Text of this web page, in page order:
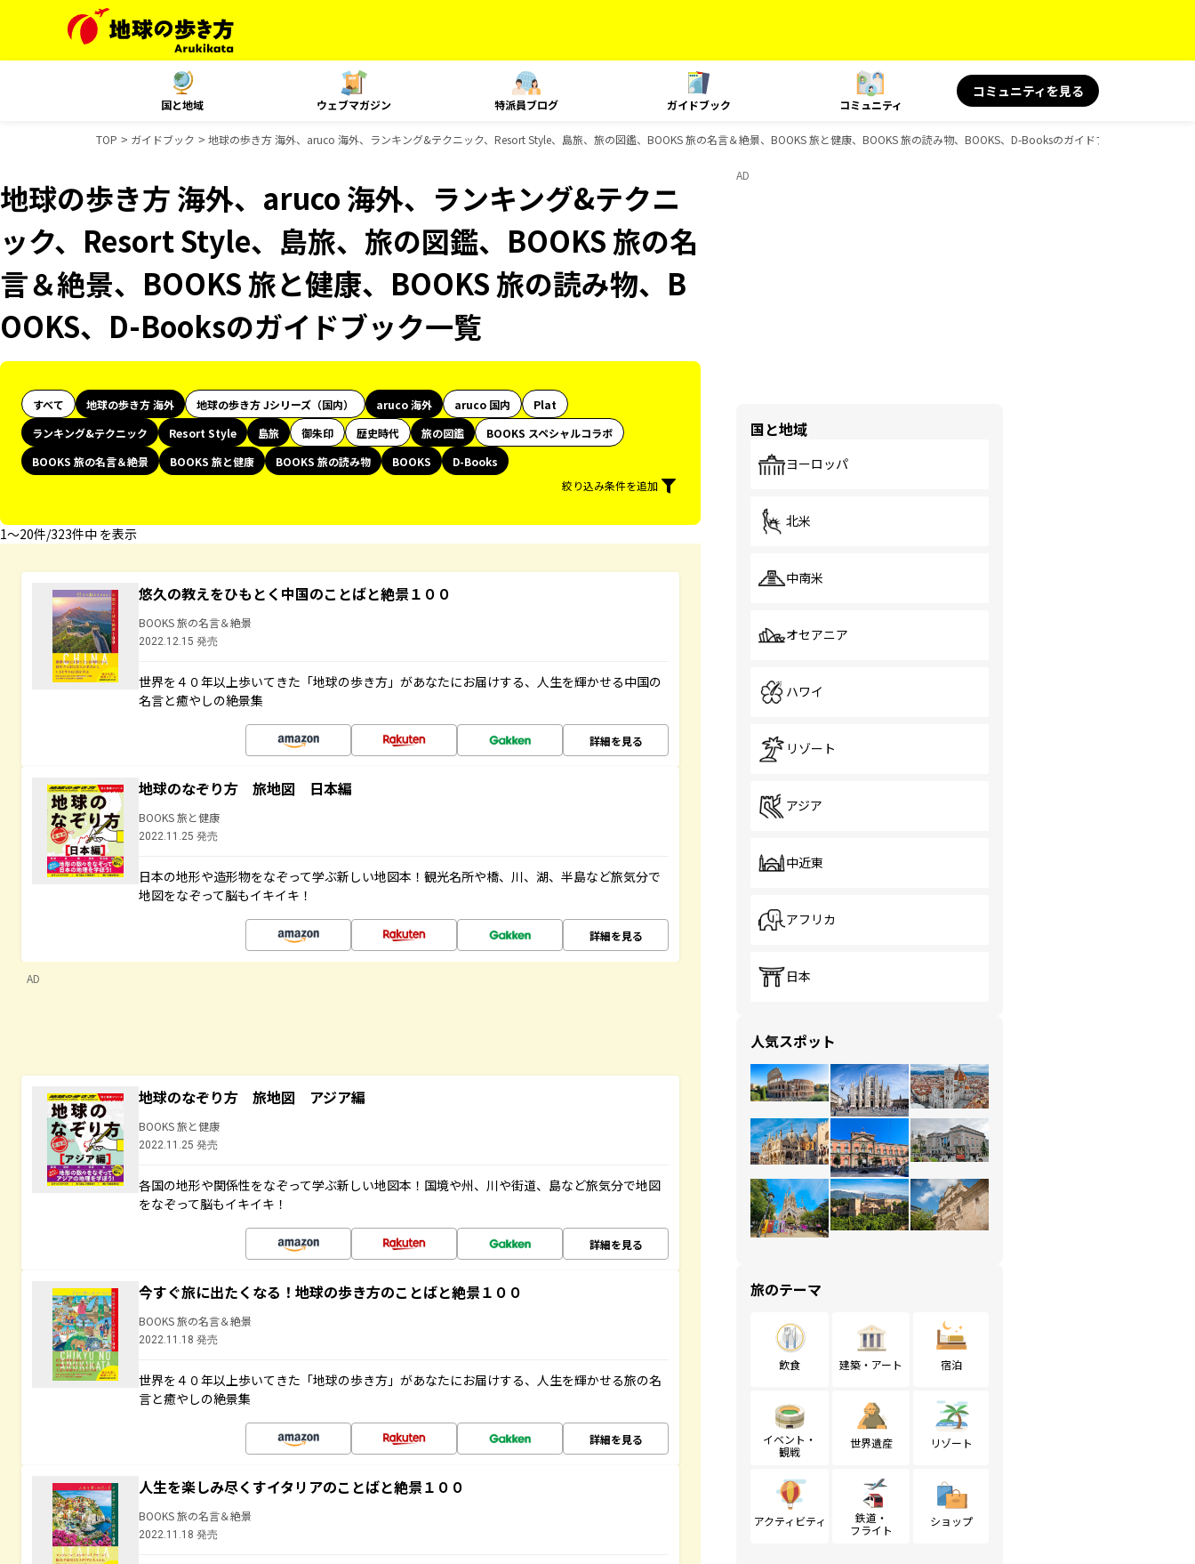
国と地域 ウェブマガジン 特派員ブログ ガイドブック コミュニティ
コミュニティを見る
TOP ガイドブック 地球の歩き方 海外、aruco 海外、ランキング&テクニック、Resort Style、島旅、旅の図鑑、BOOKS 旅の名言＆絶景、BOOKS 旅と健康、BOOKS 旅の読み物、BOOKS、D-Booksのガイドブック一覧
地球の歩き方 海外、aruco 海外、ランキング&テクニ
ック、Resort Style、島旅、旅の図鑑、BOOKS 旅の名
言＆絶景、BOOKS 旅と健康、BOOKS 旅の読み物、B
OOKS、D-Booksのガイドブック一覧
すべて 地球の歩き方 海外 地球の歩き方 Jシリーズ（国内） aruco 海外 aruco 国内
Plat
ランキング&テクニック
Resort Style 島旅 御朱印 歴史時代 旅の図鑑
BOOKS スペシャルコラボ
BOOKS 旅の名言＆絶景
BOOKS 旅と健康 BOOKS 旅の読み物 BOOKS
D-Books
絞り込み条件を追加
1〜20件/323件中 を表示
悠久の教えをひもとく中国のことばと絶景１００
BOOKS 旅の名言＆絶景
2022.12.15 発売
世界を４０年以上歩いてきた「地球の歩き方」があなたにお届けする、人生を輝かせる中国の
名言と癒やしの絶景集
詳細を見る
地球のなぞり方 旅地図 日本編
BOOKS 旅と健康
2022.11.25 発売
日本の地形や造形物をなぞって学ぶ新しい地図本！観光名所や橋、川、湖、半島など旅気分で
地図をなぞって脳もイキイキ！
詳細を見る
AD
地球のなぞり方 旅地図 アジア編
BOOKS 旅と健康
2022.11.25 発売
各国の地形や関係性をなぞって学ぶ新しい地図本！国境や州、川や街道、島など旅気分で地図
をなぞって脳もイキイキ！
詳細を見る
今すぐ旅に出たくなる！地球の歩き方のことばと絶景１００
BOOKS 旅の名言＆絶景
2022.11.18 発売
世界を４０年以上歩いてきた「地球の歩き方」があなたにお届けする、人生を輝かせる旅の名
言と癒やしの絶景集
詳細を見る
人生を楽しみ尽くすイタリアのことばと絶景１００
BOOKS 旅の名言＆絶景
2022.11.18 発売
AD
国と地域
ヨーロッパ
北米
中南米
オセアニア
ハワイ
リゾート
アジア
中近東
アフリカ
日本
人気スポット
旅のテーマ
飲食 建築・アート 宿泊
イベント・
観戦
世界遺産 リゾート
アクティビティ
鉄道・
フライト
ショップ